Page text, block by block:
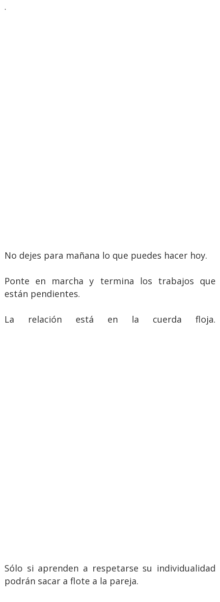
.
No dejes para mañana lo que puedes hacer hoy.
Ponte en marcha y termina los trabajos que
están pendientes.
La relación está en la cuerda floja.
Sólo si aprenden a respetarse su individualidad
podrán sacar a flote a la pareja.